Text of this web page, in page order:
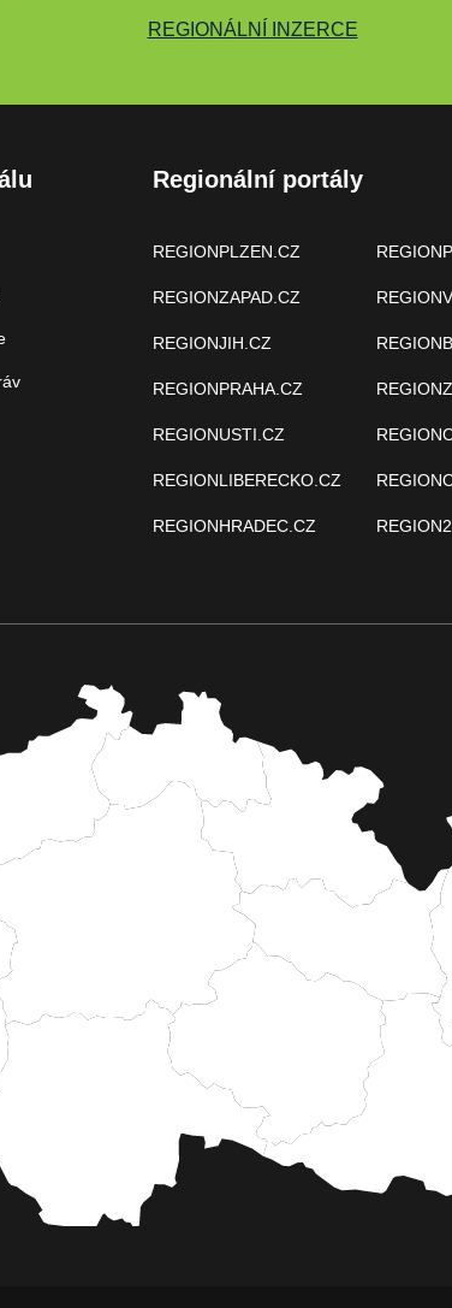
REGIONÁLNÍ INZERCE
Regionální portály
REGIONPLZEN.CZ
REGIONZAPAD.CZ
REGIONJIH.CZ
REGIONPRAHA.CZ
REGIONUSTI.CZ
REGIONLIBERECKO.CZ
REGIONHRADEC.CZ